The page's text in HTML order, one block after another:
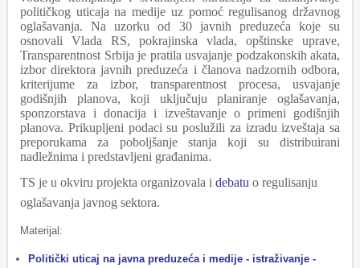
političkog uticaja na medije uz pomoć regulisanog državnog
oglašavanja. Na uzorku od 30 javnih preduzeća koje su
osnovali Vlada RS, pokrajinska vlada, opštinske uprave,
Transparentnost Srbija je pratila usvajanje podzakonskih akata,
izbor direktora javnih preduzeća i članova nadzornih odbora,
kriterijume za izbor, transparentnost procesa, usvajanje
godišnjih planova, koji uključuju planiranje oglašavanja,
sponzorstava i donacija i izveštavanje o primeni godišnjih
planova. Prikupljeni podaci su poslužili za izradu izveštaja sa
preporukama za poboljšanje stanja koji su distribuirani
nadležnima i predstavljeni građanima.
TS je u okviru projekta organizovala i debatu o regulisanju
oglašavanja javnog sektora.
Materijal:
Politički uticaj na javna preduzeća i medije - istraživanje -